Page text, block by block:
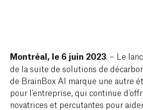
Montréal, le 6 juin 2023 – Le
de la suite de solutions de
de BrainBox AI marque une autre
pour l’entreprise, qui continue
novatrices et percutantes pour